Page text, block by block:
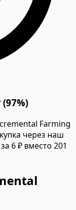
Farming
через наш
6 ₽ вместо 201